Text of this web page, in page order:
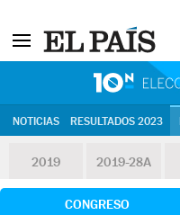
NOTICIAS RESULTADOS 2023
2019 2019-28A
CONGRESO